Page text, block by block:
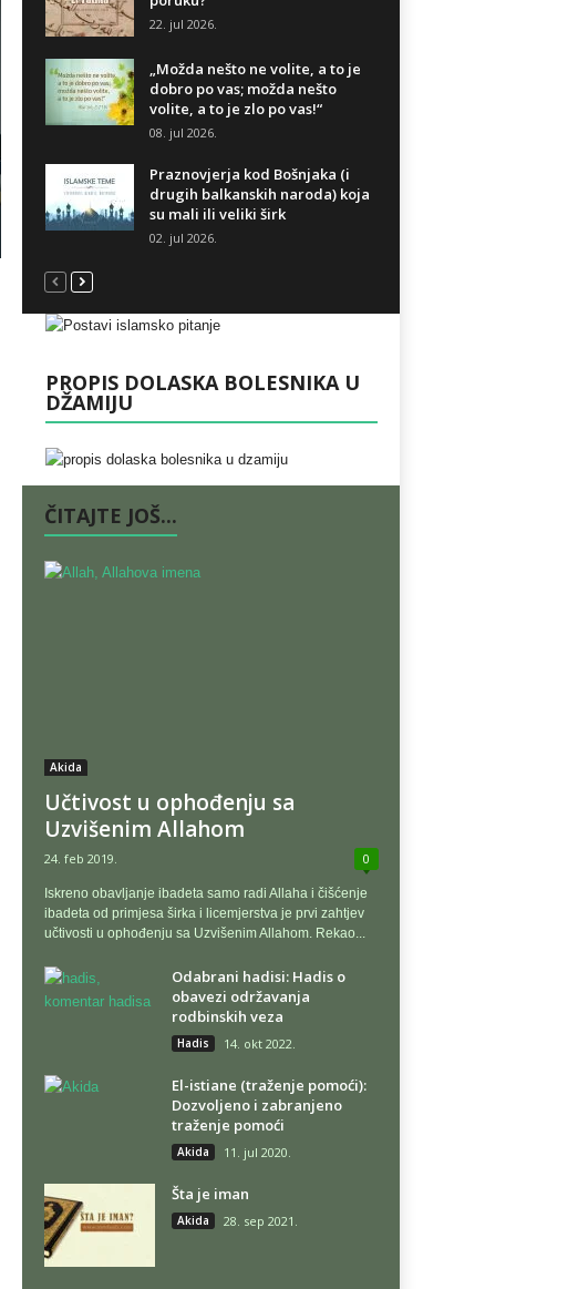
22. jul 2026.
„Možda nešto ne volite, a to je
dobro po vas; možda nešto
volite, a to je zlo po vas!“
08. jul 2026.
Praznovjerja kod Bošnjaka (i
drugih balkanskih naroda) koja
su mali ili veliki širk
02. jul 2026.
PROPIS DOLASKA BOLESNIKA U
DŽAMIJU
ČITAJTE JOŠ...
Akida
Učtivost u ophođenju sa
Uzvišenim Allahom
24. feb 2019. 0
Iskreno obavljanje ibadeta samo radi Allaha i čišćenje
ibadeta od primjesa širka i licemjerstva je prvi zahtjev
učtivosti u ophođenju sa Uzvišenim Allahom. Rekao...
Odabrani hadisi: Hadis o
obavezi održavanja
rodbinskih veza
Hadis 14. okt 2022.
El-istiane (traženje pomoći):
Dozvoljeno i zabranjeno
traženje pomoći
Akida 11. jul 2020.
Šta je iman
Akida 28. sep 2021.